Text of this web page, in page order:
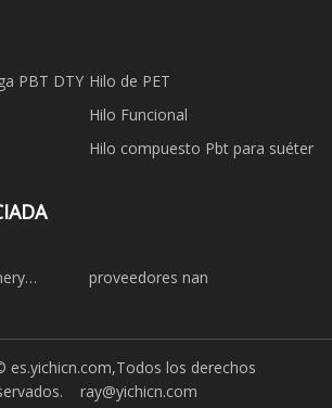
PBT DTY Hilo de PET
Hilo Funcional
Hilo compuesto Pbt para suéter
proveedores nan
es.yichicn.com,Todos los derechos
ray@yichicn.com